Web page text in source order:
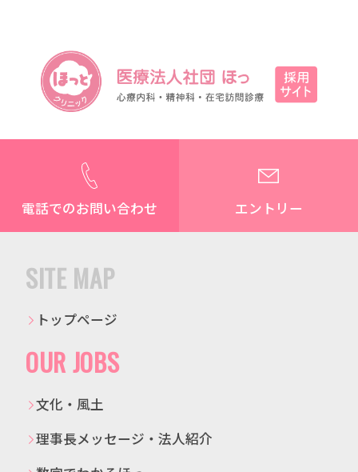
電話でのお問い合わせ エントリー
SITE MAP
トップページ
OUR JOBS
文化・風土
理事長メッセージ・法人紹介